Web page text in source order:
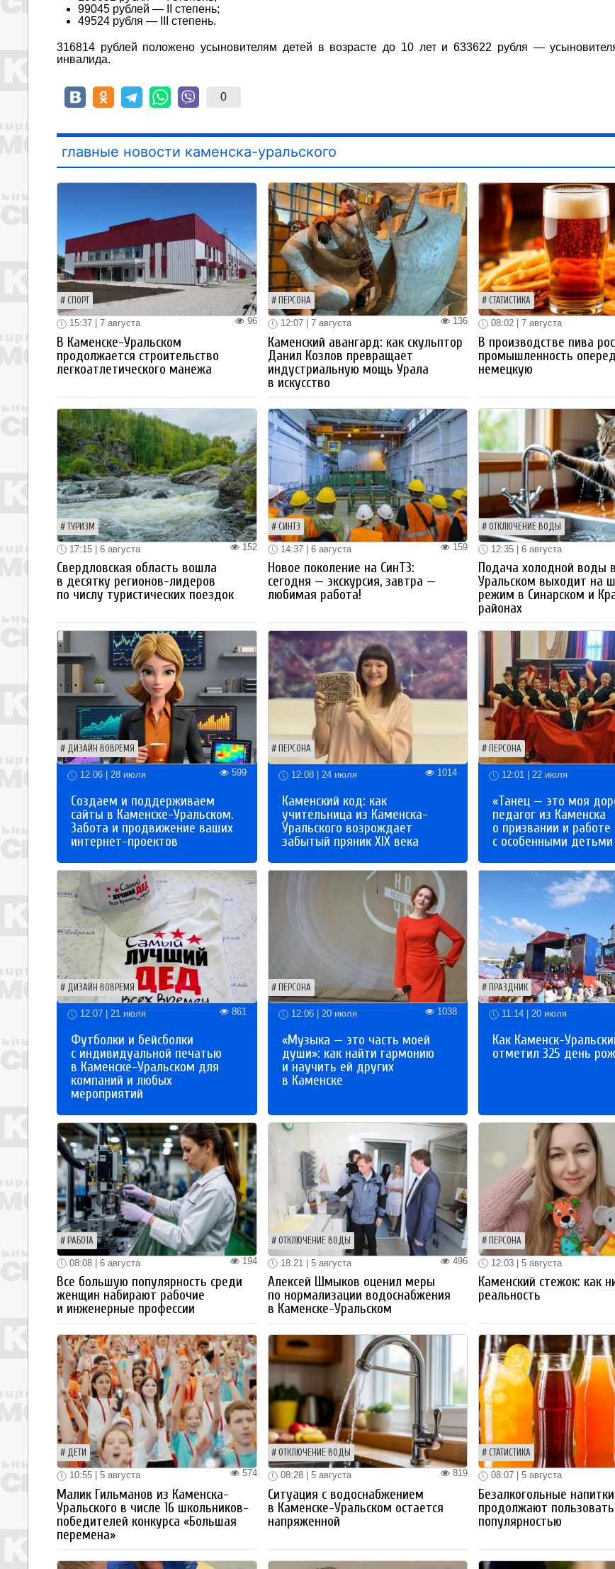
99045 рублей — II степень;
49524 рубля — III степень.
316814 рублей положено усыновителям детей в возрасте до 10 лет и 633622 рубля —
инвалида.
0
главные новости каменска-уральского
СПОРТ
96
15:37 | 7 августа
В Каменске-Уральском
продолжается строительство
легкоатлетического манежа
ПЕРСОНА
136
12:07 | 7 августа
Каменский авангард: как скульптор
Данил Козлов превращает
индустриальную мощь Урала
в искусство
СТАТИСТИКА
08:02 | 7 августа
В производстве пива
промышленность
немецкую
ТУРИЗМ
152
17:15 | 6 августа
Свердловская область вошла
в десятку регионов-лидеров
по числу туристических поездок
СИНТЗ
159
14:37 | 6 августа
Новое поколение на СинТЗ:
сегодня — экскурсия, завтра —
любимая работа!
ОТКЛЮЧЕНИЕ ВОДЫ
12:35 | 6 августа
Подача холодной воды
Уральском выходит на
режим в Синарском и
районах
ДИЗАЙН ВОВРЕМЯ
12:06 | 28 июля 599
Создаем и поддерживаем
сайты в Каменске-Уральском.
Забота и продвижение ваших
интернет-проектов
ПЕРСОНА
12:08 | 24 июля 1014
Каменский код: как
учительница из Каменска-
Уральского возрождает
забытый пряник XIX века
ПЕРСОНА
12:01 | 22 июля
«Танец — это моя
педагог из Каменска
о призвании и работе
с особенными детьми
ДИЗАЙН ВОВРЕМЯ
12:07 | 21 июля 861
Футболки и бейсболки
с индивидуальной печатью
в Каменске-Уральском для
компаний и любых
мероприятий
ПЕРСОНА
12:06 | 20 июля 1038
«Музыка — это часть моей
души»: как найти гармонию
и научить ей других
в Каменске
ПРАЗДНИК
11:14 | 20 июля
Как Каменск-
отметил 325 день
РАБОТА
194
08:08 | 6 августа
Все большую популярность среди
женщин набирают рабочие
и инженерные профессии
ОТКЛЮЧЕНИЕ ВОДЫ
496
18:21 | 5 августа
Алексей Шмыков оценил меры
по нормализации водоснабжения
в Каменске-Уральском
ПЕРСОНА
12:03 | 5 августа
Каменский стежок: как
реальность
ДЕТИ
574
10:55 | 5 августа
Малик Гильманов из Каменска-
Уральского в числе 16 школьников-
победителей конкурса «Большая
перемена»
ОТКЛЮЧЕНИЕ ВОДЫ
819
08:28 | 5 августа
Ситуация с водоснабжением
в Каменске-Уральском остается
напряженной
СТАТИСТИКА
08:07 | 5 августа
Безалкогольные
продолжают
популярностью